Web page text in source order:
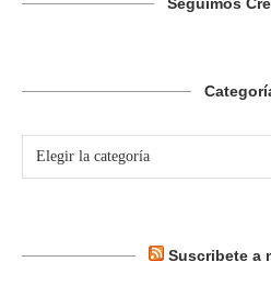
Seguimos
Suscribete a